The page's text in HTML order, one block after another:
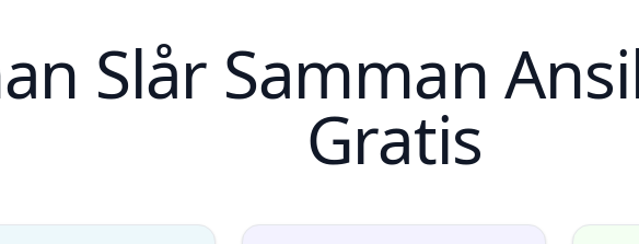
Slår Samman
Gratis